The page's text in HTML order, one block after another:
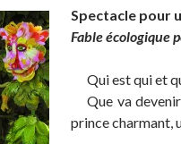
Spectacle pour
Fable écologique
Qui est qui et
Que va
prince charmant,